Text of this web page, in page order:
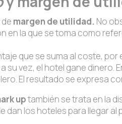
margen de utilidad. No
en la que se toma como
que se suma al coste,
vez, el hotel gane dinero.
El resultado se expresa
uptambién se trata en la
dan los hoteles para llegar al